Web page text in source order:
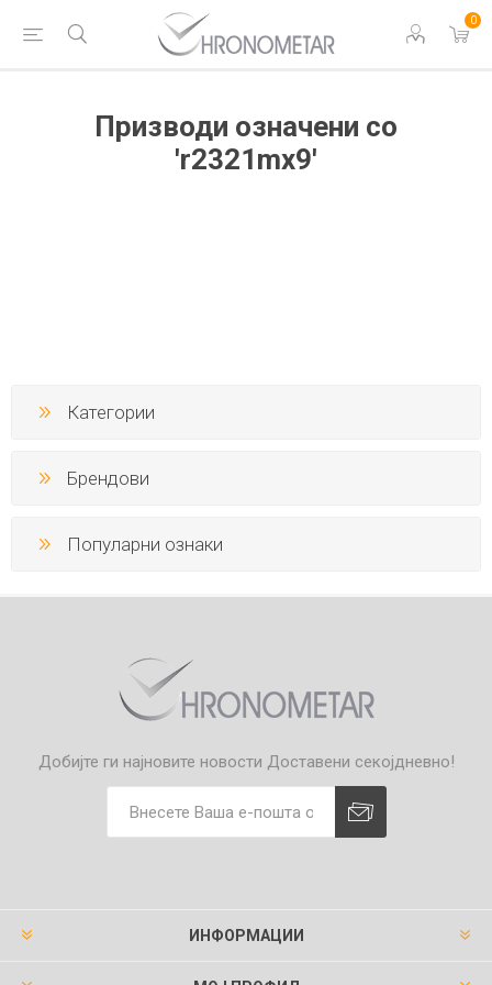
0
Призводи означени со
'r2321mx9'
Категории
Брендови
Популарни ознаки
Добијте ги најновите новости Доставени секојдневно!
ИНФОРМАЦИИ